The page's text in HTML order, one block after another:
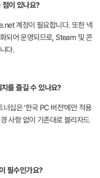
이 있나요?
계정이 필요합니다. 또한 넥
되어 운영되므로, Steam 및 콘
다.
를 즐길 수 있나요?
너십은 '한국 PC 버전'에만 적용
사항 없이 기존대로 블리자드
필수인가요?